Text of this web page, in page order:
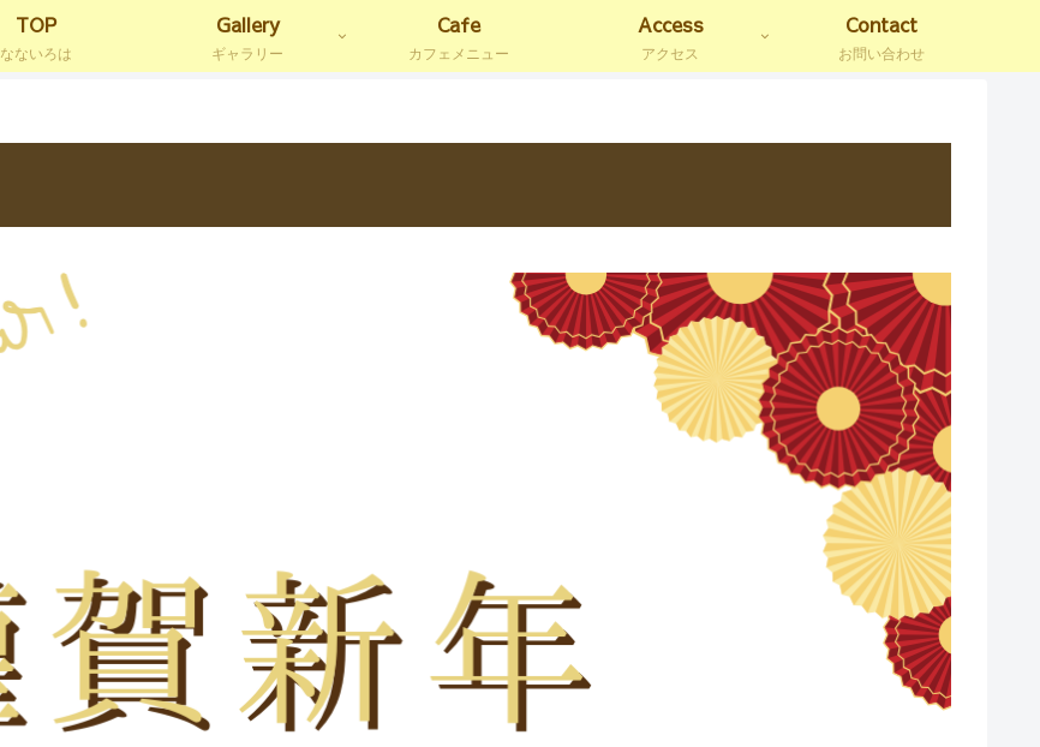
TOP
なないろは
Gallery
ギャラリー
Cafe
カフェメニュー
Access
アクセス
Contact
お問い合わせ